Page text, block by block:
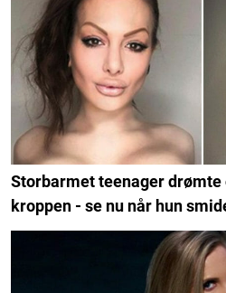
Storbarmet teenager
kroppen - se nu når hun